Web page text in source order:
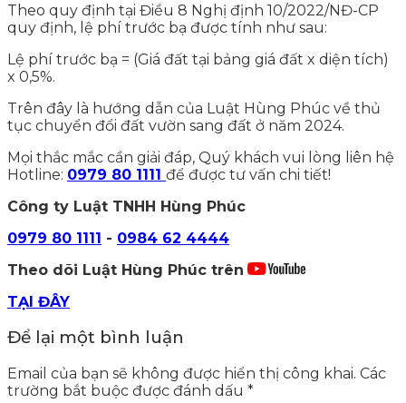
Theo quy định tại Điều 8 Nghị định 10/2022/NĐ-CP
quy định, lệ phí trước bạ được tính như sau:
Lệ phí trước bạ = (Giá đất tại bảng giá đất x diện tích)
x 0,5%.
Trên đây là hướng dẫn của Luật Hùng Phúc về thủ
tục chuyển đổi đất vườn sang đất ở năm 2024.
Mọi thắc mắc cần giải đáp, Quý khách vui lòng liên hệ
Hotline: 0979 80 1111 để được tư vấn chi tiết!
Công ty Luật TNHH Hùng Phúc
0979 80 1111 - 0984 62 4444
Theo dõi Luật Hùng Phúc trên
TẠI ĐÂY
Để lại một bình luận
Email của bạn sẽ không được hiển thị công khai. Các
trường bắt buộc được đánh dấu *